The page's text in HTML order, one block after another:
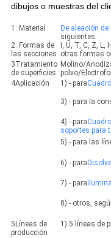
dibujos o muestras del
1. Material De aleación
siguientes:
2. Formas de
las secciones
I, U, T, C, Z,
otras formas
3Tratamiento
de superficies
Molino/
polvo/
4Aplicación
1) - para
3) - para la
4) - para
soportes para
5) - para las
6) - para
7) - para
8) - otros,
5Líneas de
producción
1) 5 líneas de